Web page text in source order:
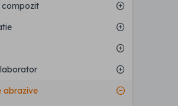
compozit
abrazive